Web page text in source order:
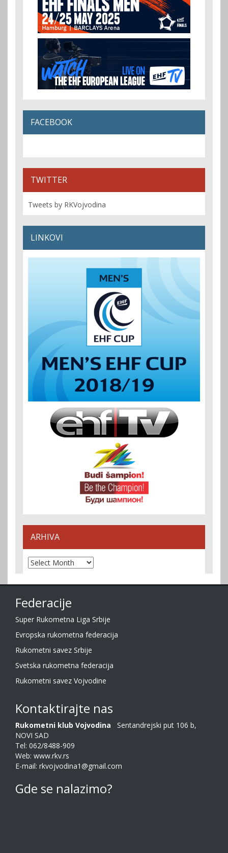
FACEBOOK
TWITTER
Tweets by RKVojvodina
LINKOVI
ARHIVA
Arhiva
Federacije
Super Rukometna Liga Srbije
Evropska rukometna federacija
Rukometni savez Srbije
Svetska rukometna federacija
Rukometni savez Vojvodine
Kontaktirajte nas
Rukometni klub Vojvodina Sentandrejski put 106 b,
NOVI SAD
Tel: 062/8488-909
Web: www.rkv.rs
E-mail: rkvojvodina1@gmail.com
Gde se nalazimo?